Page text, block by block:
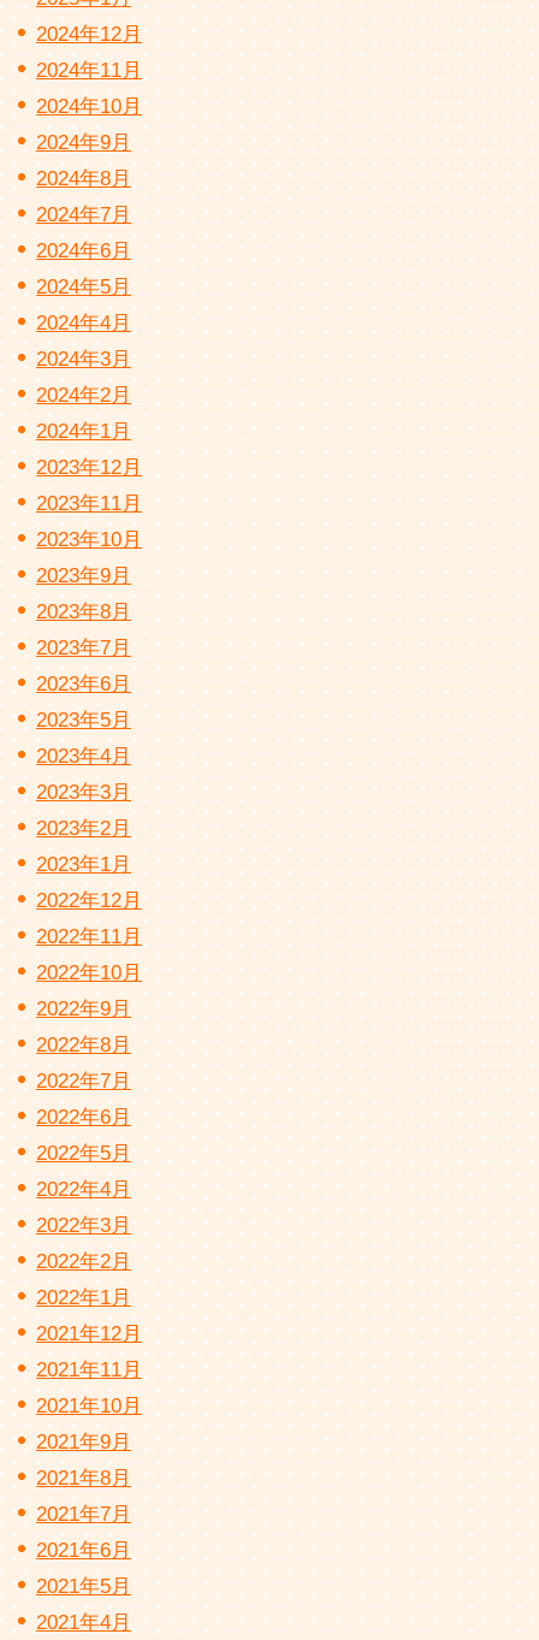
2024年12月
2024年11月
2024年10月
2024年9月
2024年8月
2024年7月
2024年6月
2024年5月
2024年4月
2024年3月
2024年2月
2024年1月
2023年12月
2023年11月
2023年10月
2023年9月
2023年8月
2023年7月
2023年6月
2023年5月
2023年4月
2023年3月
2023年2月
2023年1月
2022年12月
2022年11月
2022年10月
2022年9月
2022年8月
2022年7月
2022年6月
2022年5月
2022年4月
2022年3月
2022年2月
2022年1月
2021年12月
2021年11月
2021年10月
2021年9月
2021年8月
2021年7月
2021年6月
2021年5月
2021年4月